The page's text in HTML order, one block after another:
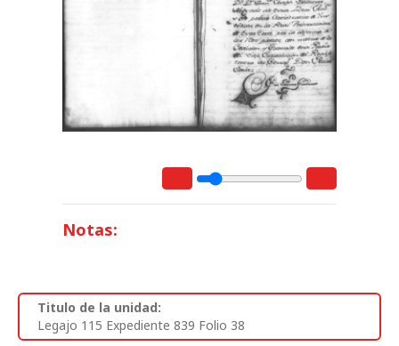
Notas:
Titulo de la unidad:
Legajo 115 Expediente 839 Folio 38